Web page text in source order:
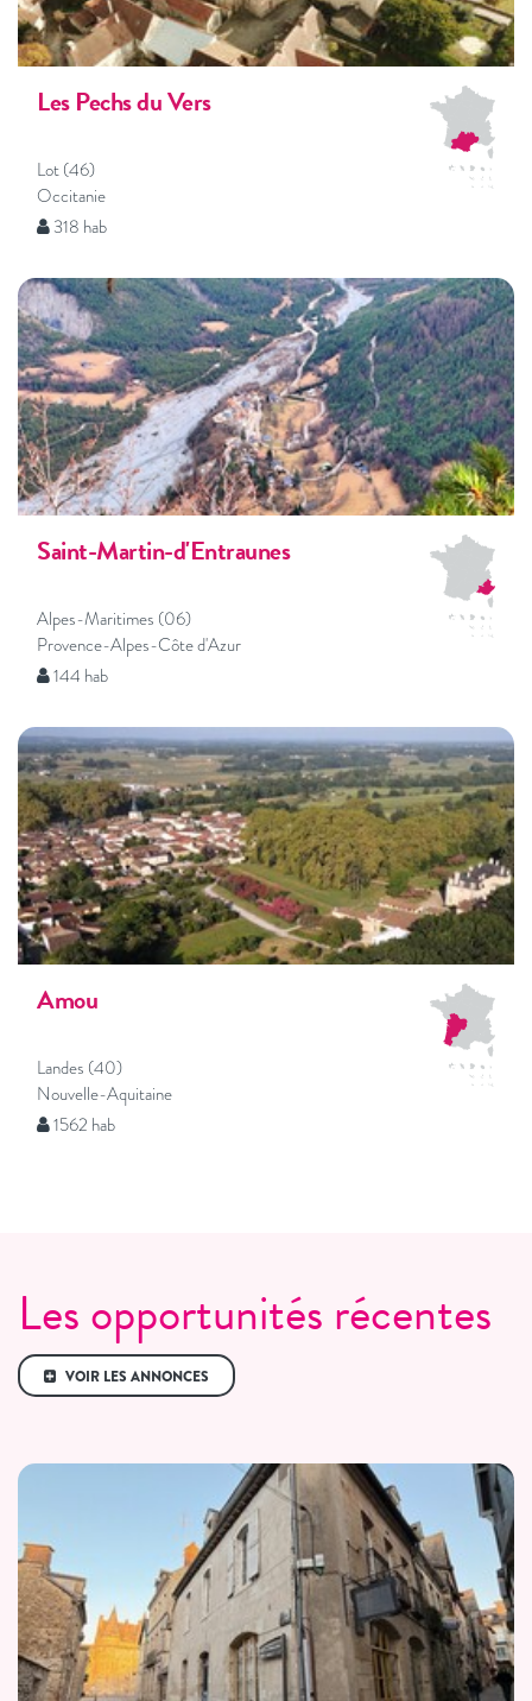
Les Pechs du Vers
Lot (46)
Occitanie
318 hab
Saint-Martin-d'Entraunes
Alpes-Maritimes (06)
Provence-Alpes-Côte d'Azur
144 hab
Amou
Landes (40)
Nouvelle-Aquitaine
1562 hab
Les opportunités récentes
VOIR LES ANNONCES